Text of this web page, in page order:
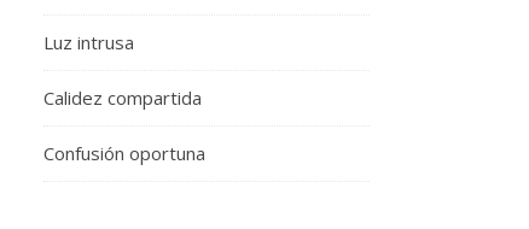
Luz intrusa
Calidez compartida
Confusión oportuna